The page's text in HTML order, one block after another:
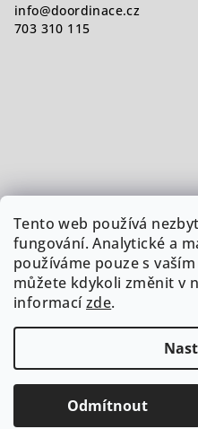
Tento web používá
fungování. Analytické a
používáme pouze s
můžete kdykoli změnit v
informacízde.
Odmítnout
info@doordinace.cz
703 310 115
Upravit